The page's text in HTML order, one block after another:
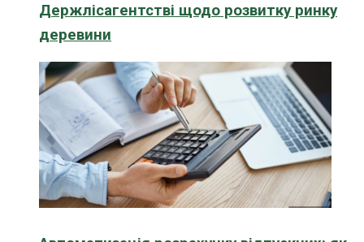
Держлісагентстві щодо розвитку ринку
деревини